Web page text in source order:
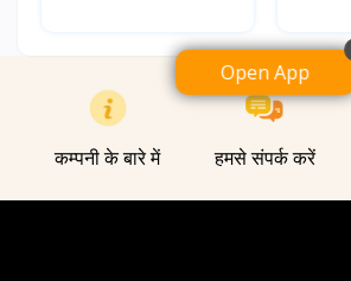
कम्पनी के बारे में हमसे संपर्क करें
Open App